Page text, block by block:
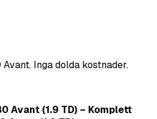
Avant. Inga dolda kostnader.
Avant (1.9 TD) – Komplett